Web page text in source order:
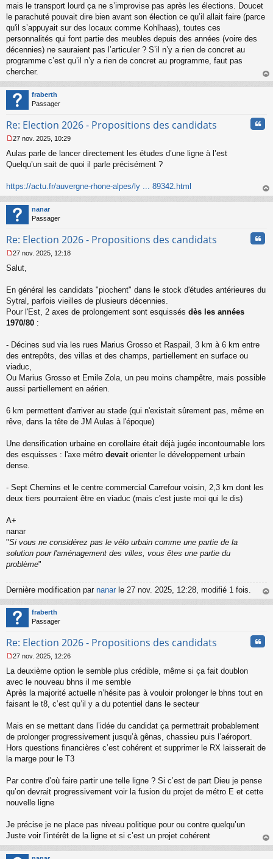
mais le transport lourd ça ne s’improvise pas après les élections. Doucet
le parachuté pouvait dire bien avant son élection ce qu’il allait faire (parce
qu'il s’appuyait sur des locaux comme Kohlhaas), toutes ces
personnalités qui font partie des meubles depuis des années (voire des
décennies) ne sauraient pas l’articuler ? S’il n’y a rien de concret au
programme c’est qu’il n’y a rien de concret au programme, faut pas
chercher.
au
fraberth
Passager
Re: Election 2026 - Propositions des candidats
e
s
g
n
o
l
u
27 nov. 2025, 10:29
Aulas parle de lancer directement les études d’une ligne à l’est
Quelqu’un sait de quoi il parle précisément ?
https://actu.fr/auvergne-rhone-alpes/ly ... 89342.html
au
nanar
Passager
Re: Election 2026 - Propositions des candidats
e
s
g
e
n
n
u
27 nov. 2025, 12:18
Salut,
En général les candidats "piochent" dans le stock d'études antérieures du
Sytral, parfois vieilles de plusieurs décennies.
Pour l'Est, 2 axes de prolongement sont esquissés dès les années
1970/80 :
- Décines sud via les rues Marius Grosso et Raspail, 3 km à 6 km entre
des entrepôts, des villas et des champs, partiellement en surface ou
viaduc,
Ou Marius Grosso et Emile Zola, un peu moins champêtre, mais possible
aussi partiellement en aérien.
6 km permettent d'arriver au stade (qui n'existait sûrement pas, même en
rêve, dans la tête de JM Aulas à l'époque)
Une densification urbaine en corollaire était déjà jugée incontournable lors
des esquisses : l'axe métro devait orienter le développement urbain
dense.
- Sept Chemins et le centre commercial Carrefour voisin, 2,3 km dont les
deux tiers pourraient être en viaduc (mais c'est juste moi qui le dis)
A+
nanar
"Si vous ne considérez pas le vélo urbain comme une partie de la
solution pour l'aménagement des villes, vous êtes une partie du
problème"
Dernière modification par nanar le 27 nov. 2025, 12:28, modifié 1 fois.
au
fraberth
Passager
Re: Election 2026 - Propositions des candidats
e
s
s
a
g
n
o
n
u
27 nov. 2025, 12:26
La deuxième option le semble plus crédible, même si ça fait doublon
avec le nouveau bhns il me semble
Après la majorité actuelle n’hésite pas à vouloir prolonger le bhns tout en
faisant le t8, c’est qu’il y a du potentiel dans le secteur
Mais en se mettant dans l’idée du candidat ça permettrait probablement
de prolonger progressivement jusqu’à gênas, chassieu puis l’aéroport.
Hors questions financières c’est cohérent et supprimer le RX laisserait de
la marge pour le T3
Par contre d’où faire partir une telle ligne ? Si c’est de part Dieu je pense
qu’on devrait progressivement voir la fusion du projet de métro E et cette
nouvelle ligne
Je précise je ne place pas niveau politique pour ou contre quelqu’un
Juste voir l’intérêt de la ligne et si c’est un projet cohérent
au